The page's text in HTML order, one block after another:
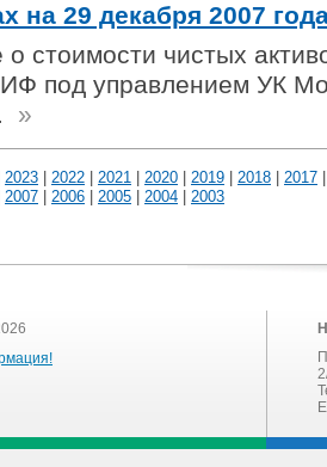
на 29 декабря 2007
стоимости чистых
под управлением УК
»
2023 2022 2021 2020 2019 2018 2017
2007 2006 2005 2004 2003